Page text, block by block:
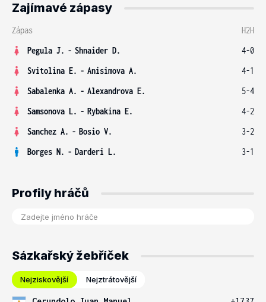
Zajímavé zápasy
Zápas
H2H
Pegula J. - Shnaider D.
4-0
Svitolina E. - Anisimova A.
4-1
Sabalenka A. - Alexandrova E.
5-4
Samsonova L. - Rybakina E.
4-2
Sanchez A. - Bosio V.
3-2
Borges N. - Darderi L. 3-1
Profily hráčů
Sázkařský žebříček
Nejziskovější Nejztrátovější